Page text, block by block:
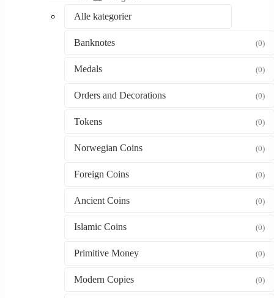
Alle kategorier
Banknotes (0)
Medals (0)
Orders and Decorations (0)
Tokens (0)
Norwegian Coins (0)
Foreign Coins (0)
Ancient Coins (0)
Islamic Coins (0)
Primitive Money (0)
Modern Copies (0)